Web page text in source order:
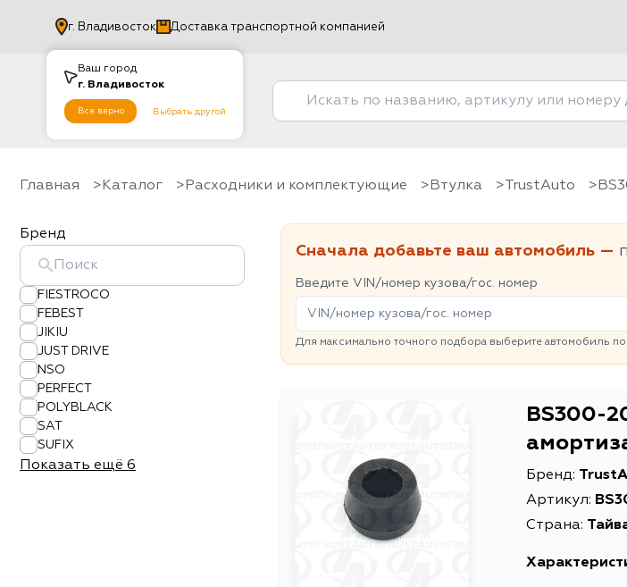
Ваш город
г. Владивосток
Все верно Выбрать другой
г. Владивосток Доставка транспортной компанией
Главная Каталог Расходники и комплектующие Втулка TrustAuto
Бренд
FIESTROCO
FEBEST
JIKIU
JUST DRIVE
NSO
PERFECT
POLYBLACK
SAT
SUFIX
Показать ещё 6
Сначала добавьте ваш автомобиль —
Введите VIN/номер кузова/гос. номер
Для максимально точного подбора выберите автомобиль
BS300-
Бренд:
Артикул:
Страна: